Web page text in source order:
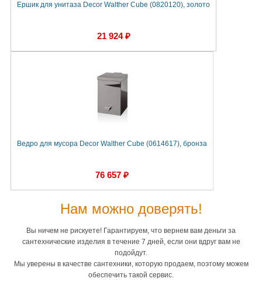
Ершик для унитаза Decor Walther Cube (0820120), золото
21 924 ₽
Ведро для мусора Decor Walther Cube (0614617), бронза
76 657 ₽
Нам можно доверять!
Вы ничем не рискуете! Гарантируем, что вернем вам деньги за
сантехнические изделия в течение 7 дней, если они вдруг вам не
подойдут.
Мы уверены в качестве сантехники, которую продаем, поэтому можем
обеспечить такой сервис.